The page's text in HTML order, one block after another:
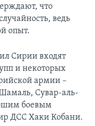
что
ведь
опыт.
Сирии входят
и некоторых
армии –
Сувар-аль-
боевым
ДСС Хаки Кобани.